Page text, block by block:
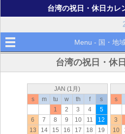
台湾の祝日・休日カ
Menu - 国・地
台湾の祝日・休
JAN (1月)
s
m tu w th f
s
1
2 3 4
5
6
7 8 9 10 11
12
13
14 15 16 17 18
19
s
3
10